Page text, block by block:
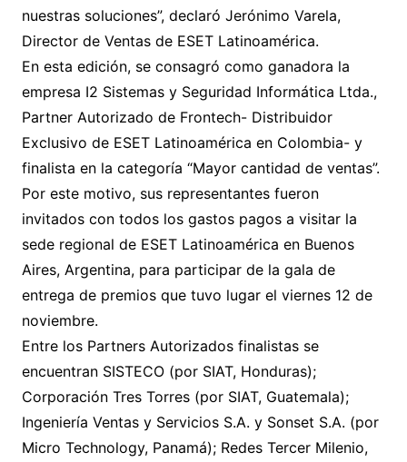
nuestras soluciones”, declaró Jerónimo Varela,
Director de Ventas de ESET Latinoamérica.
En esta edición, se consagró como ganadora la
empresa I2 Sistemas y Seguridad Informática Ltda.,
Partner Autorizado de Frontech- Distribuidor
Exclusivo de ESET Latinoamérica en Colombia- y
finalista en la categoría “Mayor cantidad de ventas”.
Por este motivo, sus representantes fueron
invitados con todos los gastos pagos a visitar la
sede regional de ESET Latinoamérica en Buenos
Aires, Argentina, para participar de la gala de
entrega de premios que tuvo lugar el viernes 12 de
noviembre.
Entre los Partners Autorizados finalistas se
encuentran SISTECO (por SIAT, Honduras);
Corporación Tres Torres (por SIAT, Guatemala);
Ingeniería Ventas y Servicios S.A. y Sonset S.A. (por
Micro Technology, Panamá); Redes Tercer Milenio,